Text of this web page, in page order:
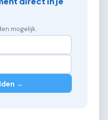
mogelijk.
→